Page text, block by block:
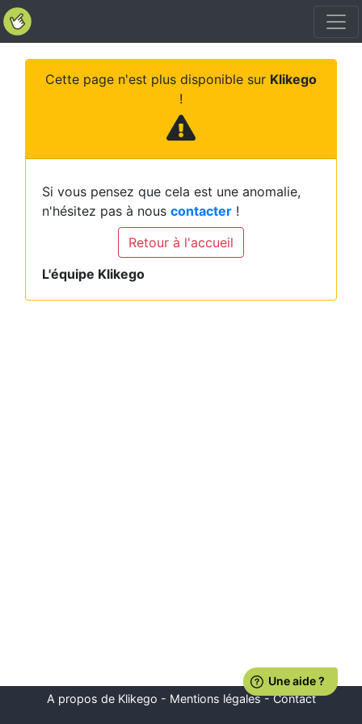
Cette page n'est plus disponible sur Klikego
!
Si vous pensez que cela est une anomalie,
n'hésitez pas à nous contacter !
Retour à l'accueil
L'équipe Klikego
A propos de Klikego - Mentions légales-Contact